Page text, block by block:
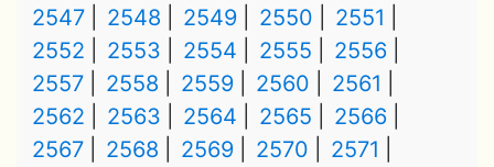
2547
2548 2549 2550
2551
2552
2553 2554 2555
2556
2557
2558 2559 2560
2561
2562
2563 2564 2565
2566
2567
2568 2569 2570
2571